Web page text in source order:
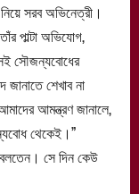
সরব অভিনেত্রী।
পাল্টা অভিযোগ,
সৌজন্যবোধের
শেখাব না
আমন্ত্রণ জানালে,
থেকেই।”
বলতেন। সে দিন কেউ